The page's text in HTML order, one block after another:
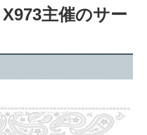
主催のサー